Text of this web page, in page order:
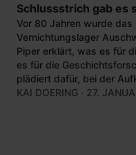
Schlussstrich gab es
Vor 80 Jahren wurde das
Vernichtungslager
Piper erklärt, was es für
es für die
plädiert dafür, bei der
nur die Vergangenheit im
KAI DOERING · 27.